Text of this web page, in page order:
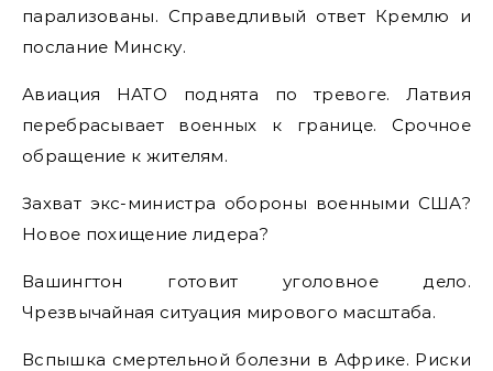
парализованы. Справедливый ответ Кремлю и
послание Минску.
Авиация НАТО поднята по тревоге. Латвия
перебрасывает военных к границе. Срочное
обращение к жителям.
Захват экс-министра обороны военными США?
Новое похищение лидера?
Вашингтон готовит уголовное дело.
Чрезвычайная ситуация мирового масштаба.
Вспышка смертельной болезни в Африке. Риски